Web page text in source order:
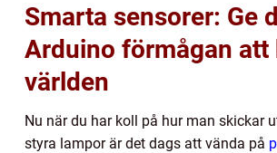
Smarta sensorer: Ge
Arduino förmågan att
världen
Nu när du har koll på hur man skickar
styra lampor är det dags att vända på